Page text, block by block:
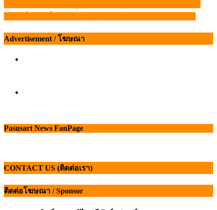
แนะแนว
Advertisement / โฆษณา
Pasusart News FanPage
CONTACT US (ติดต่อเรา)
ติดต่อโฆษณา / Sponsor